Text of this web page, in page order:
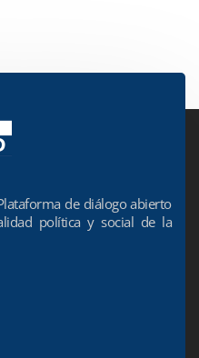
de diálogo abierto
política y social de la